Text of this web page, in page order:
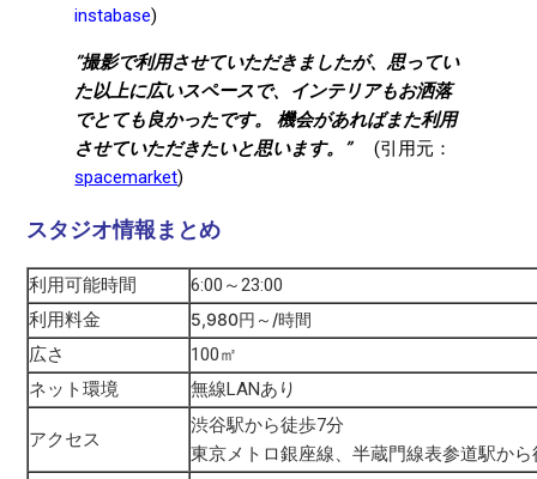
instabase)
”撮影で利用させていただきましたが、思ってい
た以上に広いスペースで、インテリアもお洒落
でとても良かったです。 機会があればまた利用
させていただきたいと思います。”
(引用元：
spacemarket)
スタジオ情報まとめ
利用可能時間
6:00～23:00
利用料金
5,980円～/時間
広さ
100㎡
ネット環境
無線LANあり
アクセス
渋谷駅から徒歩7分
東京メトロ銀座線、半蔵門線表参道駅か